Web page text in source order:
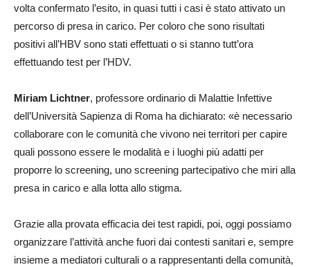
volta confermato l’esito, in quasi tutti i casi è stato attivato un
percorso di presa in carico. Per coloro che sono risultati
positivi all’HBV sono stati effettuati o si stanno tutt’ora
effettuando test per l’HDV.
Miriam Lichtner, professore ordinario di Malattie Infettive
dell’Università Sapienza di Roma ha dichiarato: «è necessario
collaborare con le comunità che vivono nei territori per capire
quali possono essere le modalità e i luoghi più adatti per
proporre lo screening, uno screening partecipativo che miri alla
presa in carico e alla lotta allo stigma.
Grazie alla provata efficacia dei test rapidi, poi, oggi possiamo
organizzare l’attività anche fuori dai contesti sanitari e, sempre
insieme a mediatori culturali o a rappresentanti della comunità,